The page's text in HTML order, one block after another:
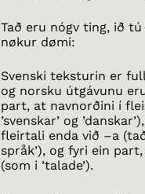
Tað eru nógv ting, ið
nøkur dømi:
Svenski teksturin er
og norsku útgávunu
part, at navnorðini í
’svenskar’ og
fleirtali enda við –a (tað
språk’), og fyri ein
(som i ’talade’).